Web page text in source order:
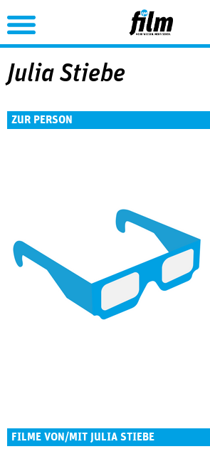
Jump to Navigation
Julia Stiebe
ZUR PERSON
FILME VON/MIT JULIA STIEBE